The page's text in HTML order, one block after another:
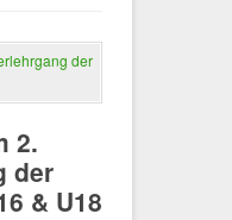
2.
der
& U18